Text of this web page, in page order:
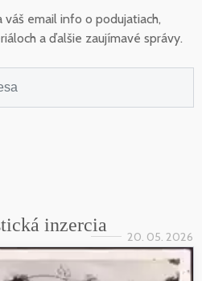
email info o podujatiach,
a ďalšie zaujímavé správy.
inzercia
20. 05. 2026